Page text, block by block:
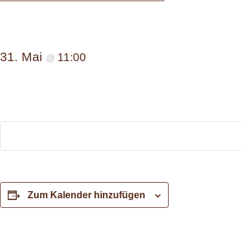
31. Mai @ 11:00
Zum Kalender hinzufügen